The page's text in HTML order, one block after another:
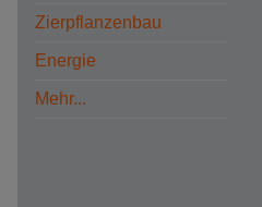
Zierpflanzenbau
Energie
Mehr...